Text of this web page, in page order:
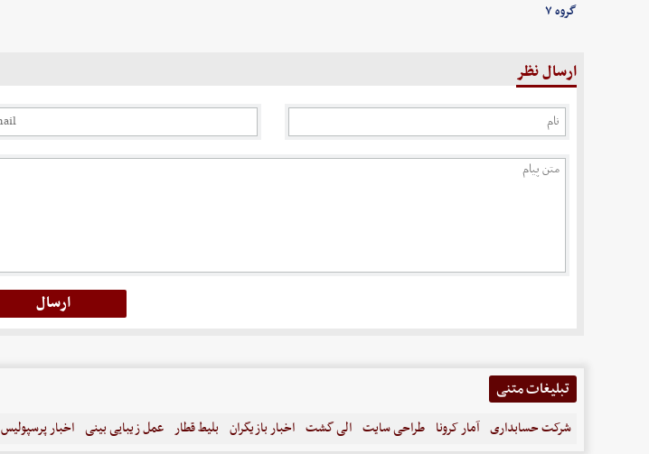
گروه ۷
ارسال نظر
تبلیغات متنی
شرکت حسابداری آمار کرونا طراحی سایت الی گشت اخبار بازیگران بلیط قطار عمل زیبایی بینی اخبار پرسپولیس